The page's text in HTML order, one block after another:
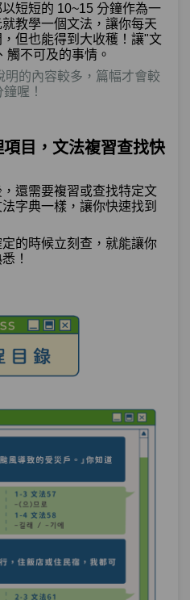
短短的 10~15 分鐘作為一
教學一個文法，讓你每天
但也能得到大收穫！讓"文
觸不可及的事情。
明的內容較多，篇幅才會較
喔！
目，文法複習查找快
還需要複習或查找特定文
字典一樣，讓你快速找到
的時候立刻查，就能讓你
！